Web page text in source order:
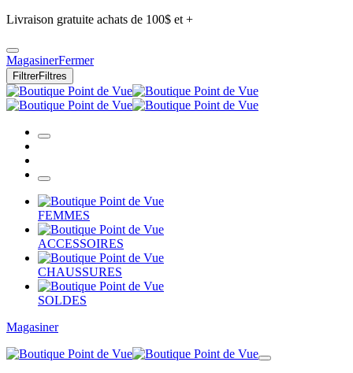
Livraison gratuite achats de 100$ et +
MagasinerFermer
FiltrerFiltres
FEMMES
ACCESSOIRES
CHAUSSURES
SOLDES
Magasiner